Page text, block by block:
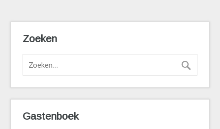
Zoeken
Gastenboek